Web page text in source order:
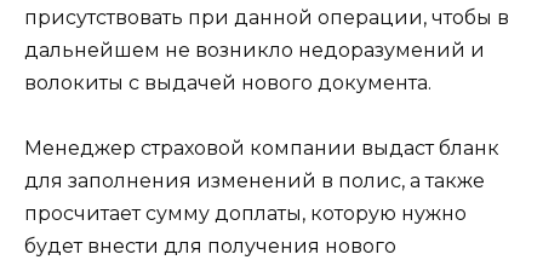
присутствовать при данной операции, чтобы в
дальнейшем не возникло недоразумений и
волокиты с выдачей нового документа.
Менеджер страховой компании выдаст бланк
для заполнения изменений в полис, а также
просчитает сумму доплаты, которую нужно
будет внести для получения нового